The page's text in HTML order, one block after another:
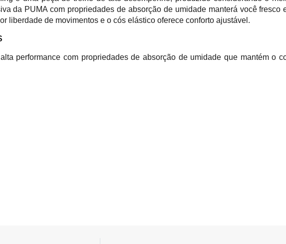
da PUMA com propriedades de absorção de umidade manterá você fresco
liberdade de movimentos e o cós elástico oferece conforto ajustável.
performance com propriedades de absorção de umidade que mantém o